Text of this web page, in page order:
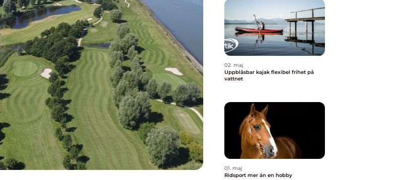
02. maj
Uppblåsbar kajak flexibel frihet på
vattnet
01. maj
Ridsport mer än en hobby